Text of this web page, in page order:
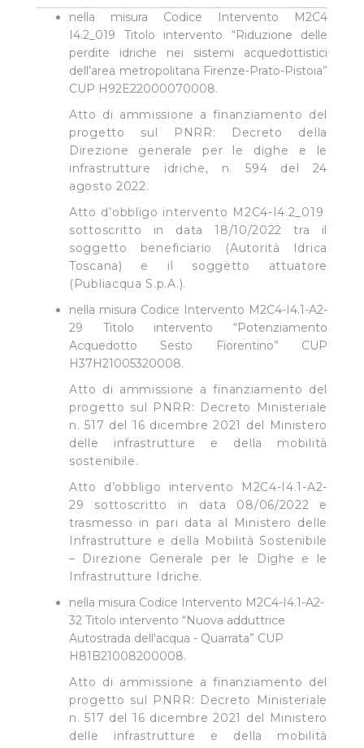
nella misura Codice Intervento M2C4
I4.2_019 Titolo intervento “Riduzione delle
perdite idriche nei sistemi acquedottistici
dell’area metropolitana Firenze-Prato-Pistoia”
CUP H92E22000070008.
Atto di ammissione a finanziamento del
progetto sul PNRR: Decreto della
Direzione generale per le dighe e le
infrastrutture idriche, n. 594 del 24
agosto 2022.
Atto d’obbligo intervento M2C4-I4.2_019
sottoscritto in data 18/10/2022 tra il
soggetto beneficiario (Autorità Idrica
Toscana) e il soggetto attuatore
(Publiacqua S.p.A.).
nella misura Codice Intervento M2C4-I4.1-A2-
29 Titolo intervento “Potenziamento
Acquedotto Sesto Fiorentino” CUP
H37H21005320008.
Atto di ammissione a finanziamento del
progetto sul PNRR: Decreto Ministeriale
n. 517 del 16 dicembre 2021 del Ministero
delle infrastrutture e della mobilità
sostenibile.
Atto d’obbligo intervento M2C4-I4.1-A2-
29 sottoscritto in data 08/06/2022 e
trasmesso in pari data al Ministero delle
Infrastrutture e della Mobilità Sostenibile
– Direzione Generale per le Dighe e le
Infrastrutture Idriche.
nella misura Codice Intervento M2C4-I4.1-A2-
32 Titolo intervento “Nuova adduttrice
Autostrada dell'acqua - Quarrata” CUP
H81B21008200008.
Atto di ammissione a finanziamento del
progetto sul PNRR: Decreto Ministeriale
n. 517 del 16 dicembre 2021 del Ministero
delle infrastrutture e della mobilità